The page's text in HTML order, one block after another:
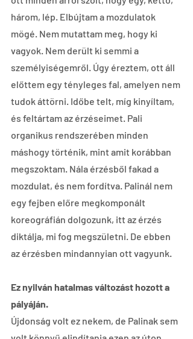
három, lép. Elbújtam a mozdulatok
mögé. Nem mutattam meg, hogy ki
vagyok. Nem derült ki semmi a
személyiségemről. Úgy éreztem, ott áll
előttem egy tényleges fal, amelyen nem
tudok áttörni. Időbe telt, míg kinyíltam,
és feltártam az érzéseimet. Pali
organikus rendszerében minden
máshogy történik, mint amit korábban
megszoktam. Nála érzésből fakad a
mozdulat, és nem fordítva. Palinál nem
egy fejben előre megkomponált
koreográfián dolgozunk, itt az érzés
diktálja, mi fog megszületni. De ebben
az érzésben mindannyian ott vagyunk.
Ez nyilván hatalmas változást hozott a
pályáján.
Újdonság volt ez nekem, de Palinak sem